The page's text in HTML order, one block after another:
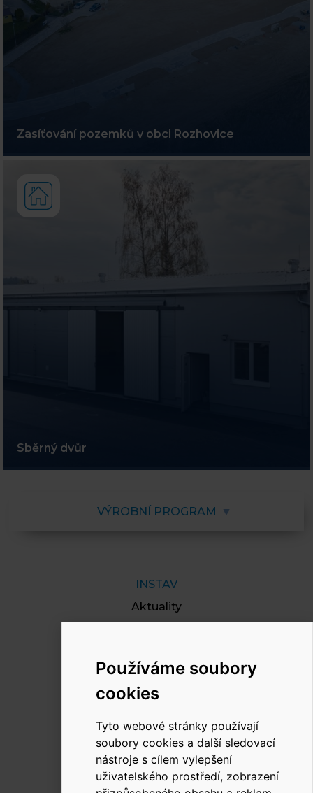
Používáme soubory
cookies
Tyto webové stránky používají
soubory cookies a další sledovací
nástroje s cílem vylepšení
uživatelského prostředí, zobrazení
Zasíťování pozemků v obci Rozhovice
Sběrný dvůr
VÝROBNÍ PROGRAM
INSTAV
Aktuality
Dokumenty
Kariéra
Kontakt
RYCHLÝ KONTAKT